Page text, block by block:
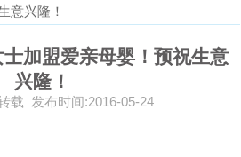
意兴隆！
加盟爱亲母婴！预祝生意
兴隆！
载 发布时间:2016-05-24